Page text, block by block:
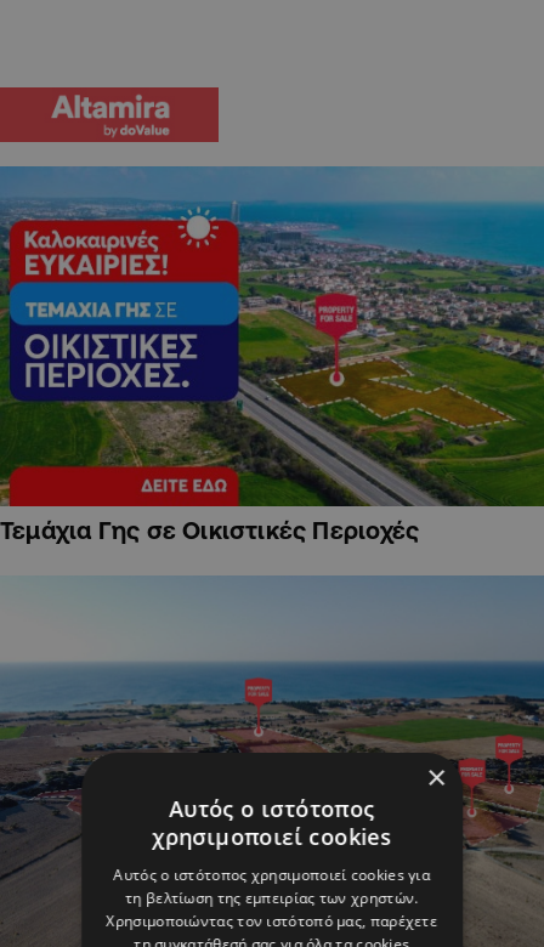
Τεμάχια Γης σε Οικιστικές Περιοχές
×
Αυτός ο ιστότοπος
χρησιμοποιεί cookies
Αυτός ο ιστότοπος χρησιμοποιεί cookies για
τη βελτίωση της εμπειρίας των χρηστών.
Χρησιμοποιώντας τον ιστότοπό μας, παρέχετε